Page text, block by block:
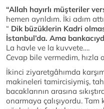
“Allah hayırlı müşteriler
hemen ayrıldım. İki adım
“ Dik büzüklerin Kadri
İstanbul’da. Ama
La havle ve la kuvvete….
Cevap bile vermedim, hızla
İkinci ziyaretgâhımda
makineleri tamircisiymiş,
bacaklarının arasına
onarmaya çalışıyordu. Tam